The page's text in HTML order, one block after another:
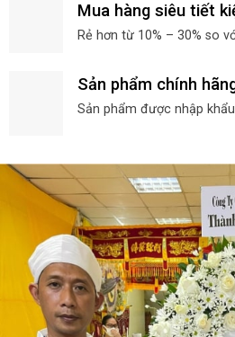
Mua hàng siêu tiết
Rẻ hơn từ 10% – 30% so
Sản phẩm chính
Sản phẩm được nhập khẩu